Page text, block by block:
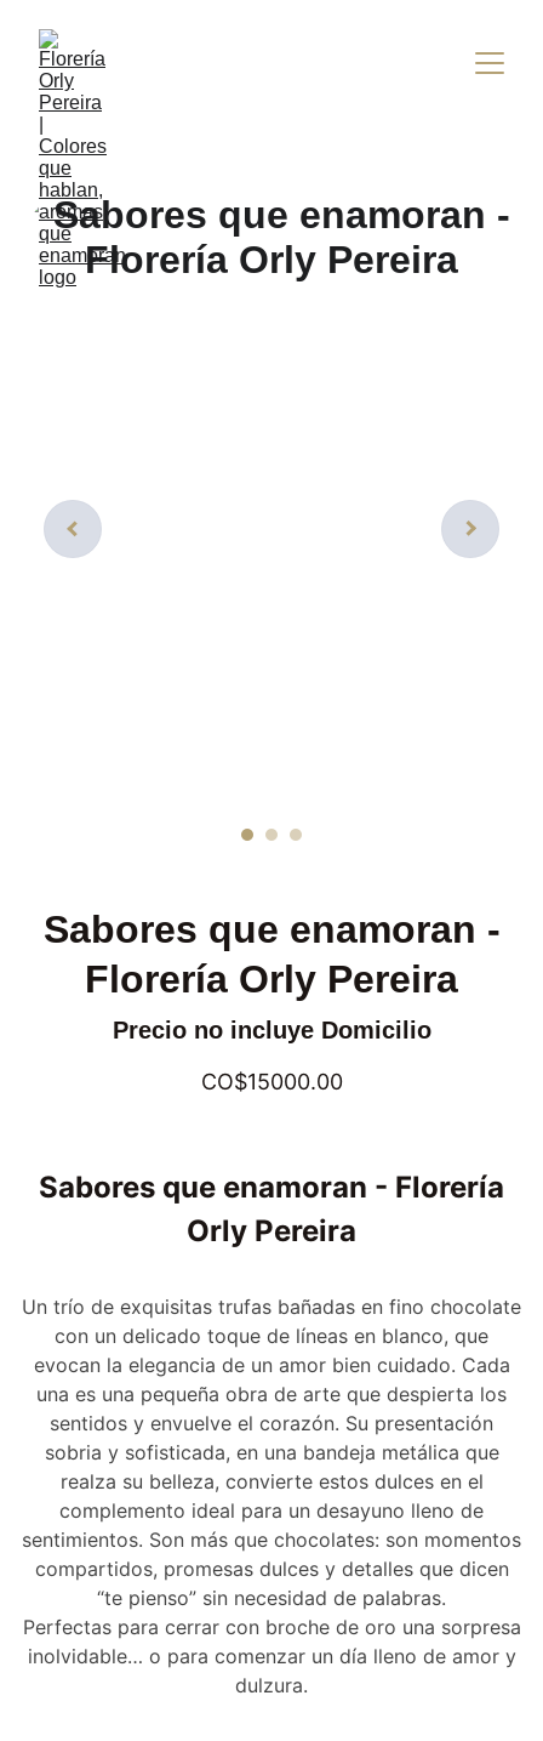
Sabores que enamoran -
Florería Orly Pereira
Precio no incluye Domicilio
CO$15000.00
Sabores que enamoran - Florería
Orly Pereira
Un trío de exquisitas trufas bañadas en fino chocolate
con un delicado toque de líneas en blanco, que
evocan la elegancia de un amor bien cuidado. Cada
una es una pequeña obra de arte que despierta los
sentidos y envuelve el corazón. Su presentación
sobria y sofisticada, en una bandeja metálica que
realza su belleza, convierte estos dulces en el
complemento ideal para un desayuno lleno de
sentimientos. Son más que chocolates: son momentos
compartidos, promesas dulces y detalles que dicen
“te pienso” sin necesidad de palabras.
Perfectas para cerrar con broche de oro una sorpresa
inolvidable… o para comenzar un día lleno de amor y
dulzura.